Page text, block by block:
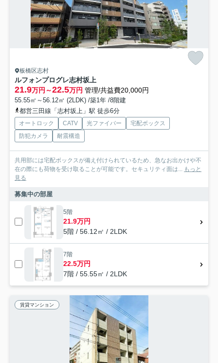
板橋区志村
ルフォンプログレ志村坂上
21.9万円～22.5万円 管理/共益費20,000円
55.55㎡～56.12㎡ (2LDK) /築1年 /8階建
都営三田線「志村坂上」駅 徒歩6分
オートロック CATV 光ファイバー
宅配ボックス
防犯カメラ
耐震構造
共用部には宅配ボックスが備え付けられているため、急なお出かけや不
在の際にも荷物を受け取ることが可能です。セキュリティ面は...
もっと
見る
募集中の部屋
5階
21.9万円
5階 / 56.12㎡ / 2LDK
7階
22.5万円
7階 / 55.55㎡ / 2LDK
賃貸マンション